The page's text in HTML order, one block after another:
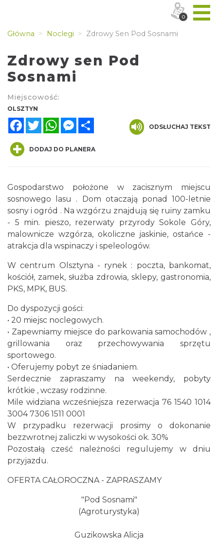
Główna Noclegi Zdrowy Sen Pod Sosnami
Zdrowy sen Pod
Sosnami
Miejscowość:
OLSZTYN
FacebookTwitterWhatsAppMessenger
ODSŁUCHAJ TEKST
DODAJ DO PLANERA
Gospodarstwo położone w zacisznym miejscu
sosnowego lasu . Dom otaczają ponad 100-letnie
sosny i ogród . Na wzgórzu znajdują się ruiny zamku
- 5 min. pieszo, rezerwaty przyrody Sokole Góry,
malownicze wzgórza, okoliczne jaskinie, ostańce -
atrakcja dla wspinaczy i speleologów.
W centrum Olsztyna - rynek : poczta, bankomat,
kościół, zamek, służba zdrowia, sklepy, gastronomia,
PKS, MPK, BUS.
Do dyspozycji gości:
• 20 miejsc noclegowych.
• Zapewniamy miejsce do parkowania samochodów ,
grillowania oraz przechowywania sprzętu
sportowego.
• Oferujemy pobyt ze śniadaniem.
Serdecznie zapraszamy na weekendy, pobyty
krótkie , wczasy rodzinne.
Mile widziana wcześniejsza rezerwacja 76 1540 1014
3004 7306 1511 0001
W przypadku rezerwacji prosimy o dokonanie
bezzwrotnej zaliczki w wysokości ok. 30%
Pozostałą cześć należności regulujemy w dniu
przyjazdu.
OFERTA CAŁOROCZNA - ZAPRASZAMY
"Pod Sosnami"
(Agroturystyka)
Guzikowska Alicja
0